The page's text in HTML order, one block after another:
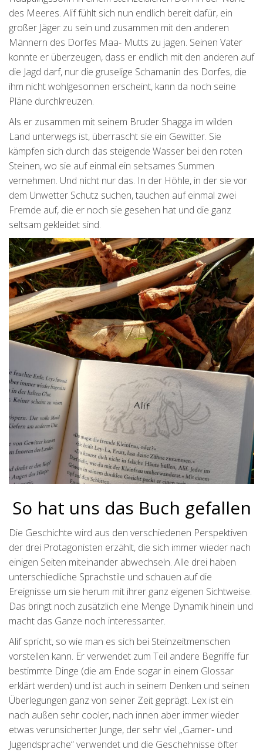
des Meeres. Alif fühlt sich nun endlich bereit dafür, ein
großer Jäger zu sein und zusammen mit den anderen
Männern des Dorfes Maa- Mutts zu jagen. Seinen Vater
konnte er überzeugen, dass er endlich mit den anderen auf
die Jagd darf, nur die gruselige Schamanin des Dorfes, die
ihm nicht wohlgesonnen erscheint, kann da noch seine
Pläne durchkreuzen.
Als er zusammen mit seinem Bruder Shagga im wilden
Land unterwegs ist, überrascht sie ein Gewitter. Sie
kämpfen sich durch das steigende Wasser bei den roten
Steinen, wo sie auf einmal ein seltsames Summen
vernehmen. Und nicht nur das. In der Höhle, in der sie vor
dem Unwetter Schutz suchen, tauchen auf einmal zwei
Fremde auf, die er noch sie gesehen hat und die ganz
seltsam gekleidet sind.
So hat uns das Buch gefallen
Die Geschichte wird aus den verschiedenen Perspektiven
der drei Protagonisten erzählt, die sich immer wieder nach
einigen Seiten miteinander abwechseln. Alle drei haben
unterschiedliche Sprachstile und schauen auf die
Ereignisse um sie herum mit ihrer ganz eigenen Sichtweise.
Das bringt noch zusätzlich eine Menge Dynamik hinein und
macht das Ganze noch interessanter.
Alif spricht, so wie man es sich bei Steinzeitmenschen
vorstellen kann. Er verwendet zum Teil andere Begriffe für
bestimmte Dinge (die am Ende sogar in einem Glossar
erklärt werden) und ist auch in seinem Denken und seinen
Überlegungen ganz von seiner Zeit geprägt. Lex ist ein
nach außen sehr cooler, nach innen aber immer wieder
etwas verunsicherter Junge, der sehr viel „Gamer- und
Jugendsprache“ verwendet und die Geschehnisse öfter